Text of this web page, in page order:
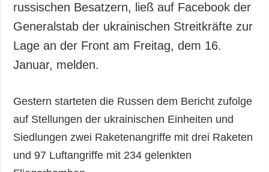
russischen Besatzern, ließ auf Facebook der
Generalstab der ukrainischen Streitkräfte zur
Lage an der Front am Freitag, dem 16.
Januar, melden.
Gestern starteten die Russen dem Bericht zufolge
auf Stellungen der ukrainischen Einheiten und
Siedlungen zwei Raketenangriffe mit drei Raketen
und 97 Luftangriffe mit 234 gelenkten